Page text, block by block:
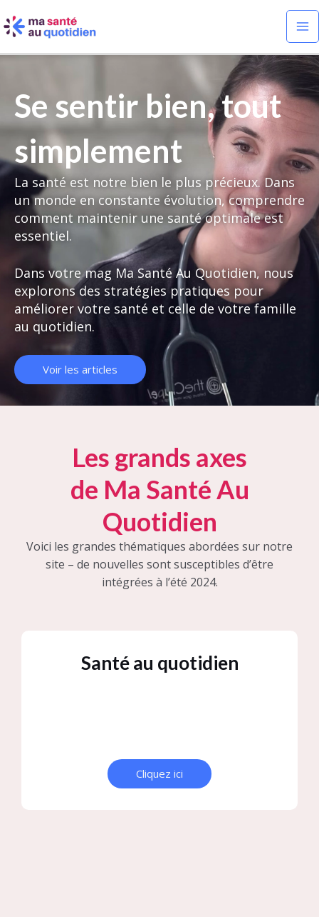
au
Se sentir bien, tout
simplement
La santé est notre bien le plus précieux. Dans
un monde en constante évolution, comprendre
comment maintenir une santé optimale est
essentiel.
Dans votre mag Ma Santé Au Quotidien, nous
explorons des stratégies pratiques pour
améliorer votre santé et celle de votre famille
au quotidien.
Voir les articles
Les grands axes
de Ma Santé Au
Quotidien
Voici les grandes thématiques abordées sur notre
site – de nouvelles sont susceptibles d’être
intégrées à l’été 2024.
Santé au quotidien
Cliquez ici